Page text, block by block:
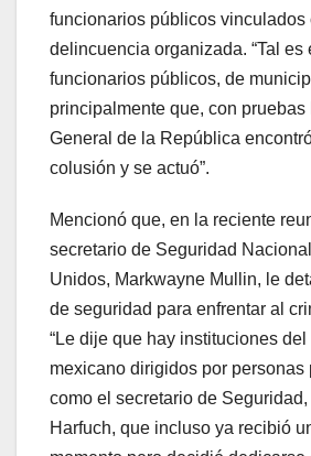
funcionarios públicos vinculados
delincuencia organizada. “Tal es
funcionarios públicos, de
principalmente que, con pruebas
General de la República
colusión y se actuó”.
Mencionó que, en la reciente
secretario de Seguridad
Unidos, Markwayne Mullin, le
de seguridad para enfrentar al
“Le dije que hay instituciones
mexicano dirigidos por personas
como el secretario de Seguridad,
Harfuch, que incluso ya recibió